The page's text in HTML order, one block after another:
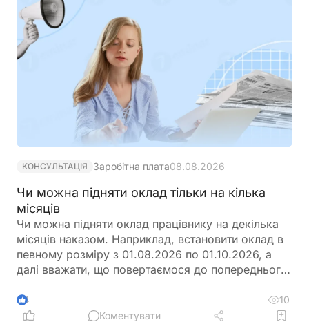
КОНСУЛЬТАЦІЯ Заробітна плата08.08.2026
Чи можна підняти оклад тільки на кілька
місяців
Чи можна підняти оклад працівнику на декілька
місяців наказом. Наприклад, встановити оклад в
певному розміру з 01.08.2026 по 01.10.2026, а
далі вважати, що повертаємося до попереднього
4
10
Коментувати